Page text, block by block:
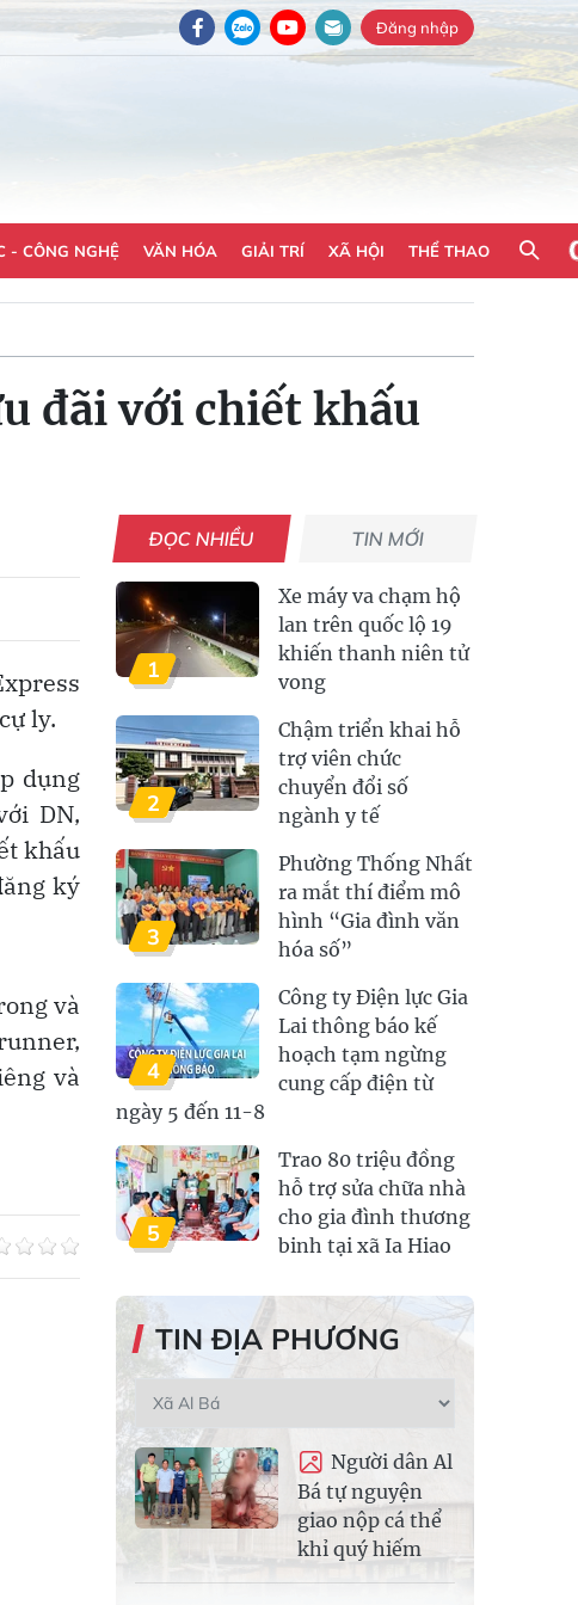
Đăng nhập
- CÔNG NGHỆ VĂN HÓA GIẢI TRÍ XÃ HỘI THỂ THAO
đãi với chiết khấu
ly.
dụng
DN,
khấu
ký
và
và
ĐỌC NHIỀU TIN MỚI
1
Xe máy va chạm hộ
lan trên quốc lộ 19
khiến thanh niên tử
vong
2
Chậm triển khai hỗ
trợ viên chức
chuyển đổi số
ngành y tế
3
Phường Thống Nhất
ra mắt thí điểm mô
hình “Gia đình văn
hóa số”
4
Công ty Điện lực Gia
Lai thông báo kế
hoạch tạm ngừng
cung cấp điện từ
ngày 5 đến 11-8
5
Trao 80 triệu đồng
hỗ trợ sửa chữa nhà
cho gia đình thương
binh tại xã Ia Hiao
TIN ĐỊA PHƯƠNG
Người dân Al
Bá tự nguyện
giao nộp cá thể
khỉ quý hiếm